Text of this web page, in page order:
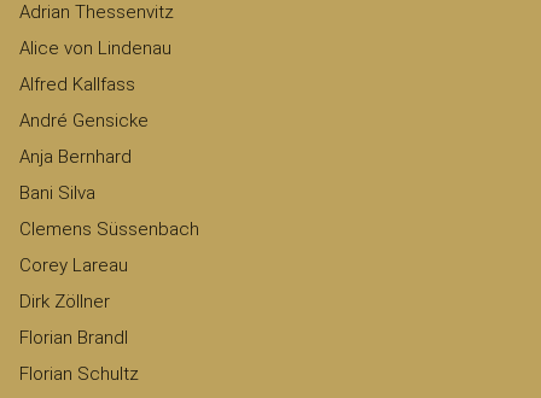
Adrian Thessenvitz
Alice von Lindenau
Alfred Kallfass
André Gensicke
Anja Bernhard
Bani Silva
Clemens Süssenbach
Corey Lareau
Dirk Zöllner
Florian Brandl
Florian Schultz